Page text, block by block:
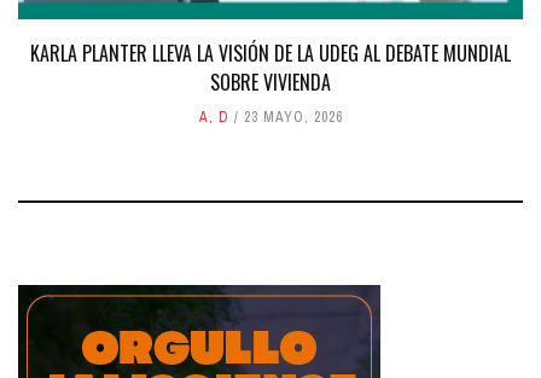
KARLA PLANTER LLEVA LA VISIÓN DE LA UDEG AL DEBATE MUNDIAL
SOBRE VIVIENDA
A, D 23 MAYO, 2026